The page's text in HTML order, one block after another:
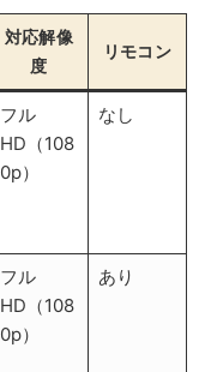
4K HDR あり